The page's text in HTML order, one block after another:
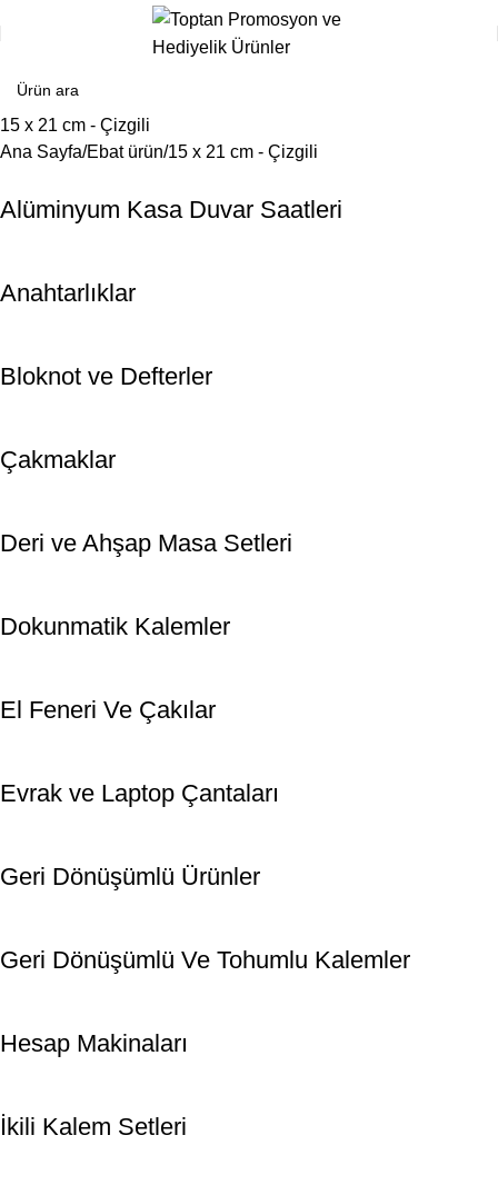
15 x 21 cm - Çizgili
Ana Sayfa Ebat ürün 15 x 21 cm - Çizgili
Alüminyum Kasa Duvar Saatleri
Anahtarlıklar
Bloknot ve Defterler
Çakmaklar
Deri ve Ahşap Masa Setleri
Dokunmatik Kalemler
El Feneri Ve Çakılar
Evrak ve Laptop Çantaları
Geri Dönüşümlü Ürünler
Geri Dönüşümlü Ve Tohumlu Kalemler
Hesap Makinaları
İkili Kalem Setleri